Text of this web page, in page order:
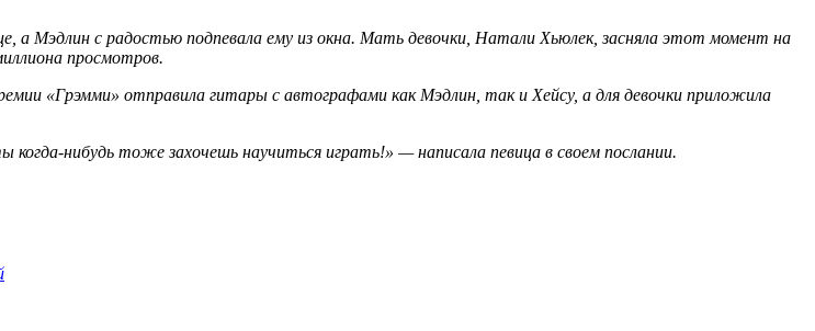
а Мэдлин с радостью подпевала ему из окна. Мать девочки, Натали Хьюлек, засняла этот момент на
просмотров.
«Грэмми» отправила гитары с автографами как Мэдлин, так и Хейсу, а для девочки приложила
нибудь тоже захочешь научиться играть!» — написала певица в своем послании.